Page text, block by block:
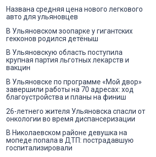
Названа средняя цена нового легкового
авто для ульяновцев
В Ульяновском зоопарке у гигантских
гекконов родился детёныш
В Ульяновскую область поступила
крупная партия льготных лекарств и
вакцин
В Ульяновске по программе «Мой двор»
завершили работы на 70 адресах: ход
благоустройства и планы на финиш
26-летнего жителя Ульяновска спасли от
онкологии во время диспансеризации
В Николаевском районе девушка на
мопеде попала в ДТП: пострадавшую
госпитализировали